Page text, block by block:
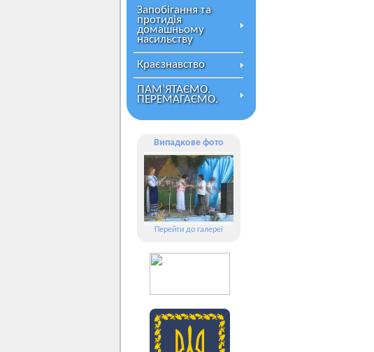
Запобігання та
протидія
домашньому
насильству
Краєзнавство
ПАМ’ЯТАЄМО.
ПЕРЕМАГАЄМО.
Випадкове фото
Перейти до галереї